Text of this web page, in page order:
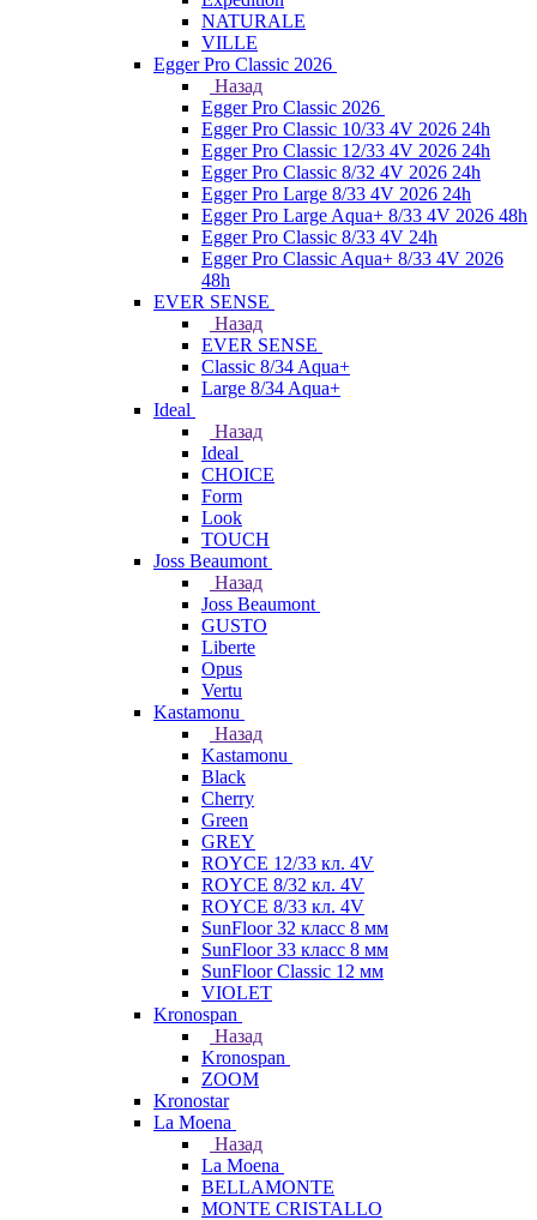
NATURALE
VILLE
Egger Pro Classic 2026
Назад
Egger Pro Classic 2026
Egger Pro Classic 10/33 4V 2026 24h
Egger Pro Classic 12/33 4V 2026 24h
Egger Pro Classic 8/32 4V 2026 24h
Egger Pro Large 8/33 4V 2026 24h
Egger Pro Large Aqua+ 8/33 4V 2026 48h
Egger Pro Classic 8/33 4V 24h
Egger Pro Classic Aqua+ 8/33 4V 2026
48h
EVER SENSE
Назад
EVER SENSE
Classic 8/34 Aqua+
Large 8/34 Aqua+
Ideal
Назад
Ideal
CHOICE
Form
Look
TOUCH
Joss Beaumont
Назад
Joss Beaumont
GUSTO
Liberte
Opus
Vertu
Kastamonu
Назад
Kastamonu
Black
Cherry
Green
GREY
ROYCE 12/33 кл. 4V
ROYCE 8/32 кл. 4V
ROYCE 8/33 кл. 4V
SunFloor 32 класс 8 мм
SunFloor 33 класс 8 мм
SunFloor Classic 12 мм
VIOLET
Kronospan
Назад
Kronospan
ZOOM
Kronostar
La Moena
Назад
La Moena
BELLAMONTE
MONTE CRISTALLO